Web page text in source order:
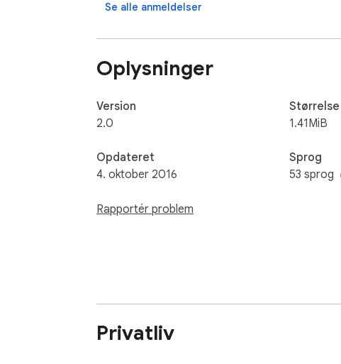
Se alle anmeldelser
Oplysninger
Version
2.0
Opdateret
4. oktober 2016
Rapportér problem
Størrelse
1.41MiB
Sprog
53 sprog
Privatliv